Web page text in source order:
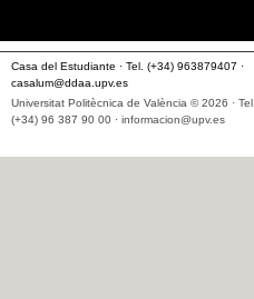
Casa del Estudiante · Tel. (+34) 963879407 ·
casalum@ddaa.upv.es
Universitat Politècnica de València © 2026 · Tel.
(+34) 96 387 90 00 · informacion@upv.es